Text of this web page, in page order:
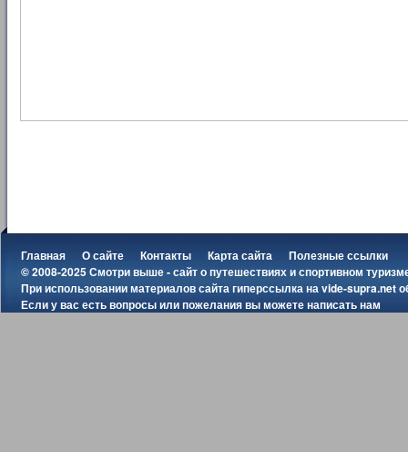
Главная О сайте Контакты Карта сайта
Полезные ссылки
© 2008-2025 Смотри выше - сайт о путешествиях и спортивном
При использовании материалов сайта гиперссылка наvide-supra.net
Если у вас есть вопросы или пожелания вы можетенаписать нам